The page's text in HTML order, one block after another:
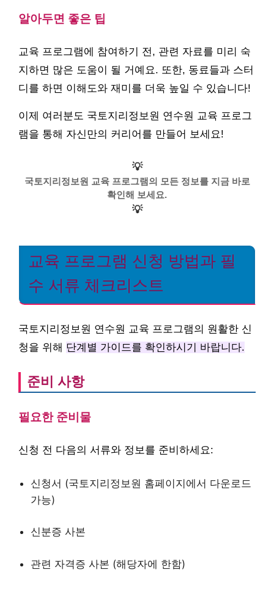
알아두면 좋은 팁
교육 프로그램에 참여하기 전, 관련 자료를 미리 숙
지하면 많은 도움이 될 거예요. 또한, 동료들과 스터
디를 하면 이해도와 재미를 더욱 높일 수 있습니다!
이제 여러분도 국토지리정보원 연수원 교육 프로그
램을 통해 자신만의 커리어를 만들어 보세요!
💡
국토지리정보원 교육 프로그램의 모든 정보를 지금 바로
확인해 보세요.
💡
교육 프로그램 신청 방법과 필
수 서류 체크리스트
국토지리정보원 연수원 교육 프로그램의 원활한 신
청을 위해 단계별 가이드를 확인하시기 바랍니다.
준비 사항
필요한 준비물
신청 전 다음의 서류와 정보를 준비하세요:
신청서 (국토지리정보원 홈페이지에서 다운로드
가능)
신분증 사본
관련 자격증 사본 (해당자에 한함)